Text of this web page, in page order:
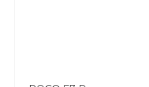
25 % картой